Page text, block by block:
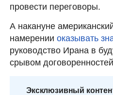
провести переговоры.
А накануне
намерении оказывать
руководство Ирана в
срывом
Эксклюзивный